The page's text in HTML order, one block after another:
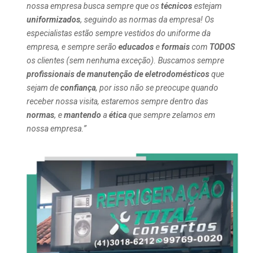
nossa empresa busca sempre que ostécnicosestejam
uniformizados, seguindo as normas da empresa! Os
especialistas estão sempre vestidos do uniforme da
empresa, e sempre serão educadoseformaiscom TODOS
os clientes (sem nenhuma exceção). Buscamos sempre
profissionais de manutenção de eletrodomésticosque
sejam deconfiança, por isso não se preocupe quando
receber nossa visita, estaremos sempre dentro das
normas, emantendoaéticaque sempre zelamos em
nossa empresa.”